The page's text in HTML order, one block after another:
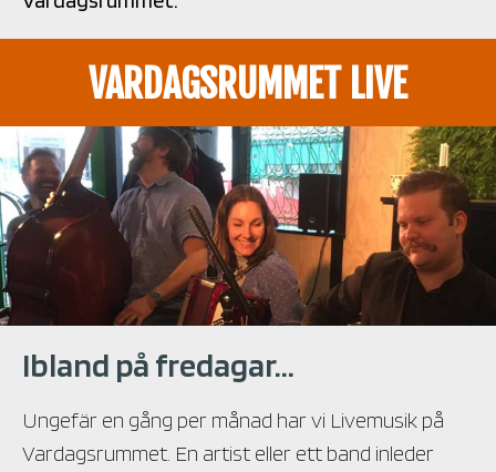
VARDAGSRUMMET LIVE
Ibland på fredagar...
Ungefär en gång per månad har vi Livemusik på
Vardagsrummet. En artist eller ett band inleder